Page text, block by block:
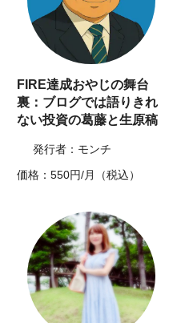
FIRE達成おやじの舞台
裏：ブログでは語りきれ
ない投資の葛藤と生原稿
発行者：モンチ
価格：550円/月（税込）